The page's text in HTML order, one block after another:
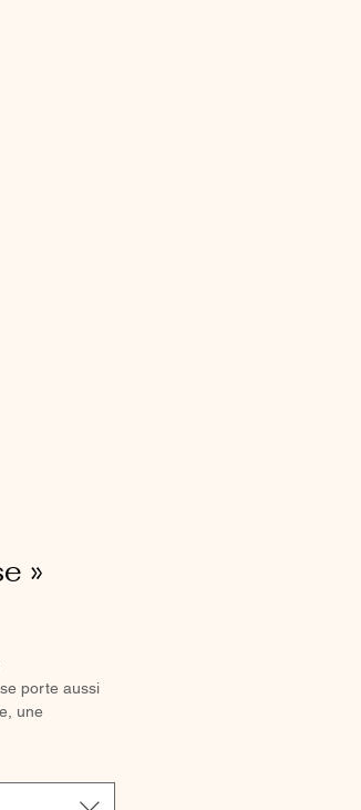
»
porte aussi
une
chic à
vous pouvez